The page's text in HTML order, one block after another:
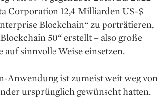
Corporation 12,4 Milliarden US-$
Blockchain“ zu porträtieren,
50“ erstellt – also große
sinnvolle Weise einsetzen.
Anwendung ist zumeist weit weg von
ursprünglich gewünscht hatten.